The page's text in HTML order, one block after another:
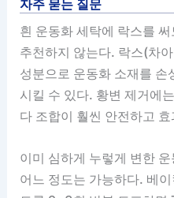
자주 묻는 질문
흰 운동화 세탁에 락스를
추천하지 않는다. 락스(차
성분으로 운동화 소재를
시킬 수 있다. 황변 제거에
다 조합이 훨씬 안전하고
이미 심하게 누렇게 변한
어느 정도는 가능하다. 베